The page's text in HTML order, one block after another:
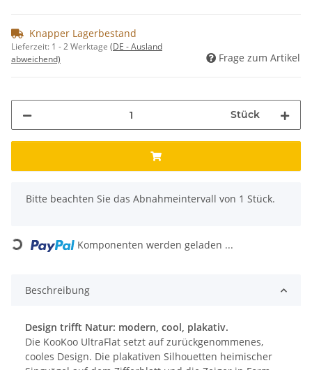
Knapper Lagerbestand
Lieferzeit: 1 - 2 Werktage (DE - Ausland
abweichend)
Frage zum Artikel
Stück
x
Bitte beachten Sie das Abnahmeintervall von 1 Stück.
Loading... Komponenten werden geladen ...
Beschreibung
Design trifft Natur: modern, cool, plakativ.
Die KooKoo UltraFlat setzt auf zurückgenommenes,
cooles Design. Die plakativen Silhouetten heimischer